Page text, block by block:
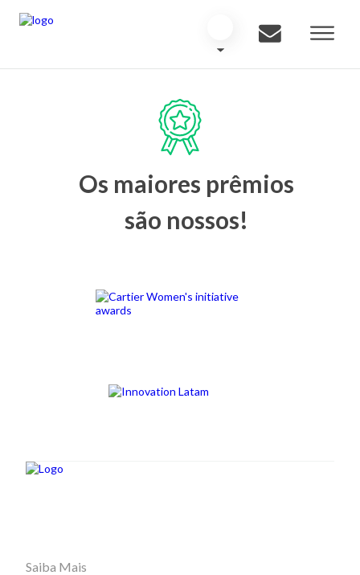
Os maiores prêmios
são nossos!
Saiba Mais